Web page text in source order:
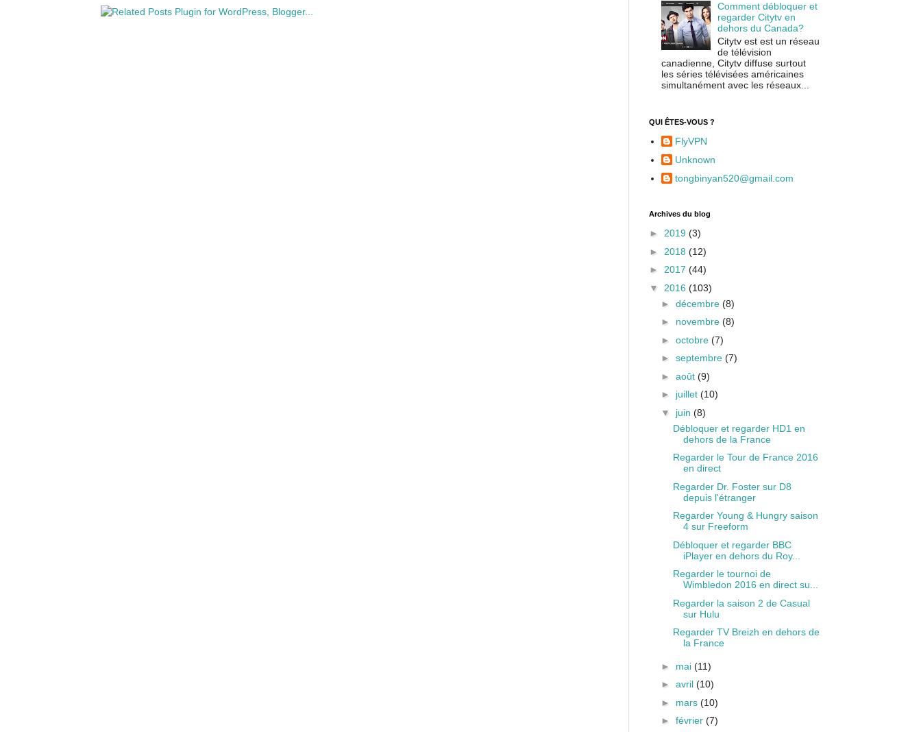
Comment débloquer et
regarder Citytv en
dehors du Canada?
Citytv est est un réseau
de télévision
canadienne, Citytv diffuse surtout
les séries télévisées américaines
simultanément avec les réseaux...
QUI ÊTES-VOUS ?
FlyVPN
Unknown
tongbinyan520@gmail.com
Archives du blog
► 2019 (3)
► 2018 (12)
► 2017 (44)
▼ 2016 (103)
► décembre (8)
► novembre (8)
► octobre (7)
► septembre (7)
► août (9)
► juillet (10)
▼ juin (8)
Débloquer et regarder HD1 en
dehors de la France
Regarder le Tour de France 2016
en direct
Regarder Dr. Foster sur D8
depuis l'étranger
Regarder Young & Hungry saison
4 sur Freeform
Débloquer et regarder BBC
iPlayer en dehors du Roy...
Regarder le tournoi de
Wimbledon 2016 en direct su...
Regarder la saison 2 de Casual
sur Hulu
Regarder TV Breizh en dehors de
la France
► mai (11)
► avril (10)
► mars (10)
► février (7)